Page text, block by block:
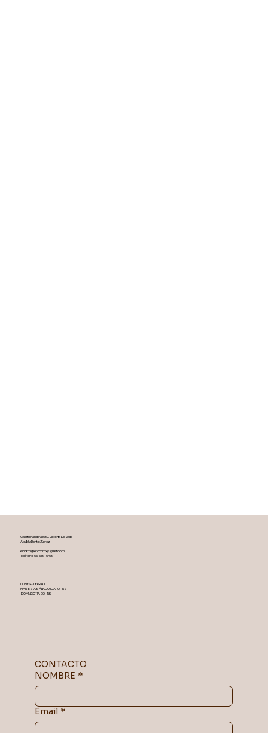
Gabriel Mancera 1539. Colonia Del Valle
Alcaldía Benito Júarez
elhormiguerocdmx@gmail.com
Teléfono: 55-5131-5753
LUNES- CERRADO
MARTES A SÁBADO 10 A 10 HRS
DOMINGO 11 A 20 HRS
CONTACTO
NOMBRE *
Email *